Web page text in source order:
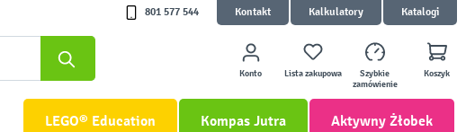
801 577 544 Kontakt Kalkulatory Katalogi
Konto Lista zakupowa
Szybkie
zamówienie
Koszyk
LEGO® Education Kompas Jutra Aktywny Żłobek